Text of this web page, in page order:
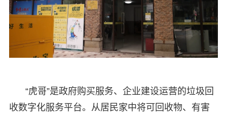
“虎哥”是政府购买服务、企业建设运营的垃圾回
收数字化服务平台。从居民家中将可回收物、有害